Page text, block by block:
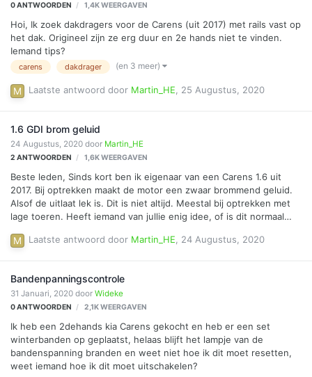
0ANTWOORDEN 1,4KWEERGAVEN
Hoi, Ik zoek dakdragers voor de Carens (uit 2017) met rails vast op
het dak. Origineel zijn ze erg duur en 2e hands niet te vinden.
Iemand tips?
Laatste antwoord door Martin_HE 25 Augustus, 2020
carens dakdrager (en 3 meer)
1.6 GDI brom geluid
24 Augustus, 2020 door Martin_HE
2 ANTWOORDEN 1,6KWEERGAVEN
Beste leden, Sinds kort ben ik eigenaar van een Carens 1.6 uit
2017. Bij optrekken maakt de motor een zwaar brommend geluid.
Alsof de uitlaat lek is. Dit is niet altijd. Meestal bij optrekken met
lage toeren. Heeft iemand van jullie enig idee, of is dit normaal
Laatste antwoord door Martin_HE 24 Augustus, 2020
Bandenpanningscontrole
31 Januari, 2020 door Wideke
0ANTWOORDEN 2,1KWEERGAVEN
Ik heb een 2dehands kia Carens gekocht en heb er een set
winterbanden op geplaatst, helaas blijft het lampje van de
bandenspanning branden en weet niet hoe ik dit moet resetten,
weet iemand hoe ik dit moet uitschakelen?